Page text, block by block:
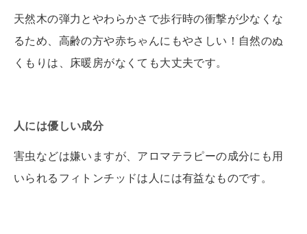
天然木の弾力とやわらかさで歩行時の衝撃が少なくな
るため、高齢の方や赤ちゃんにもやさしい！自然のぬ
くもりは、床暖房がなくても大丈夫です。
人には優しい成分
害虫などは嫌いますが、アロマテラピーの成分にも用
いられるフィトンチッドは人には有益なものです。